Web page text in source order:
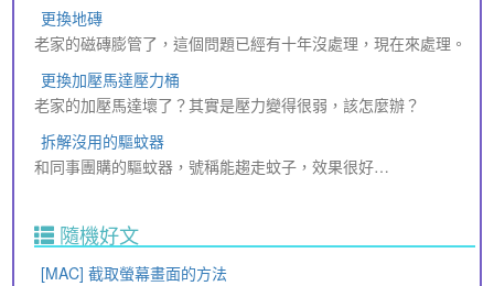
更換地磚
老家的磁磚膨管了，這個問題已經有十年沒處理，現在來處理。
更換加壓馬達壓力桶
老家的加壓馬達壞了？其實是壓力變得很弱，該怎麼辦？
拆解沒用的驅蚊器
和同事團購的驅蚊器，號稱能趨走蚊子，效果很好…
隨機好文
[MAC] 截取螢幕畫面的方法